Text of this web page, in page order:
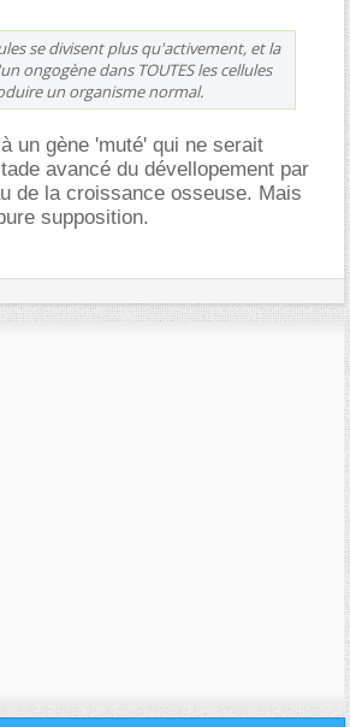
se divisent plus qu'activement, et la
ongogène dans TOUTES les cellules
un organisme normal.
un gène 'muté' qui ne serait
avancé du dévellopement par
de la croissance osseuse. Mais
supposition.